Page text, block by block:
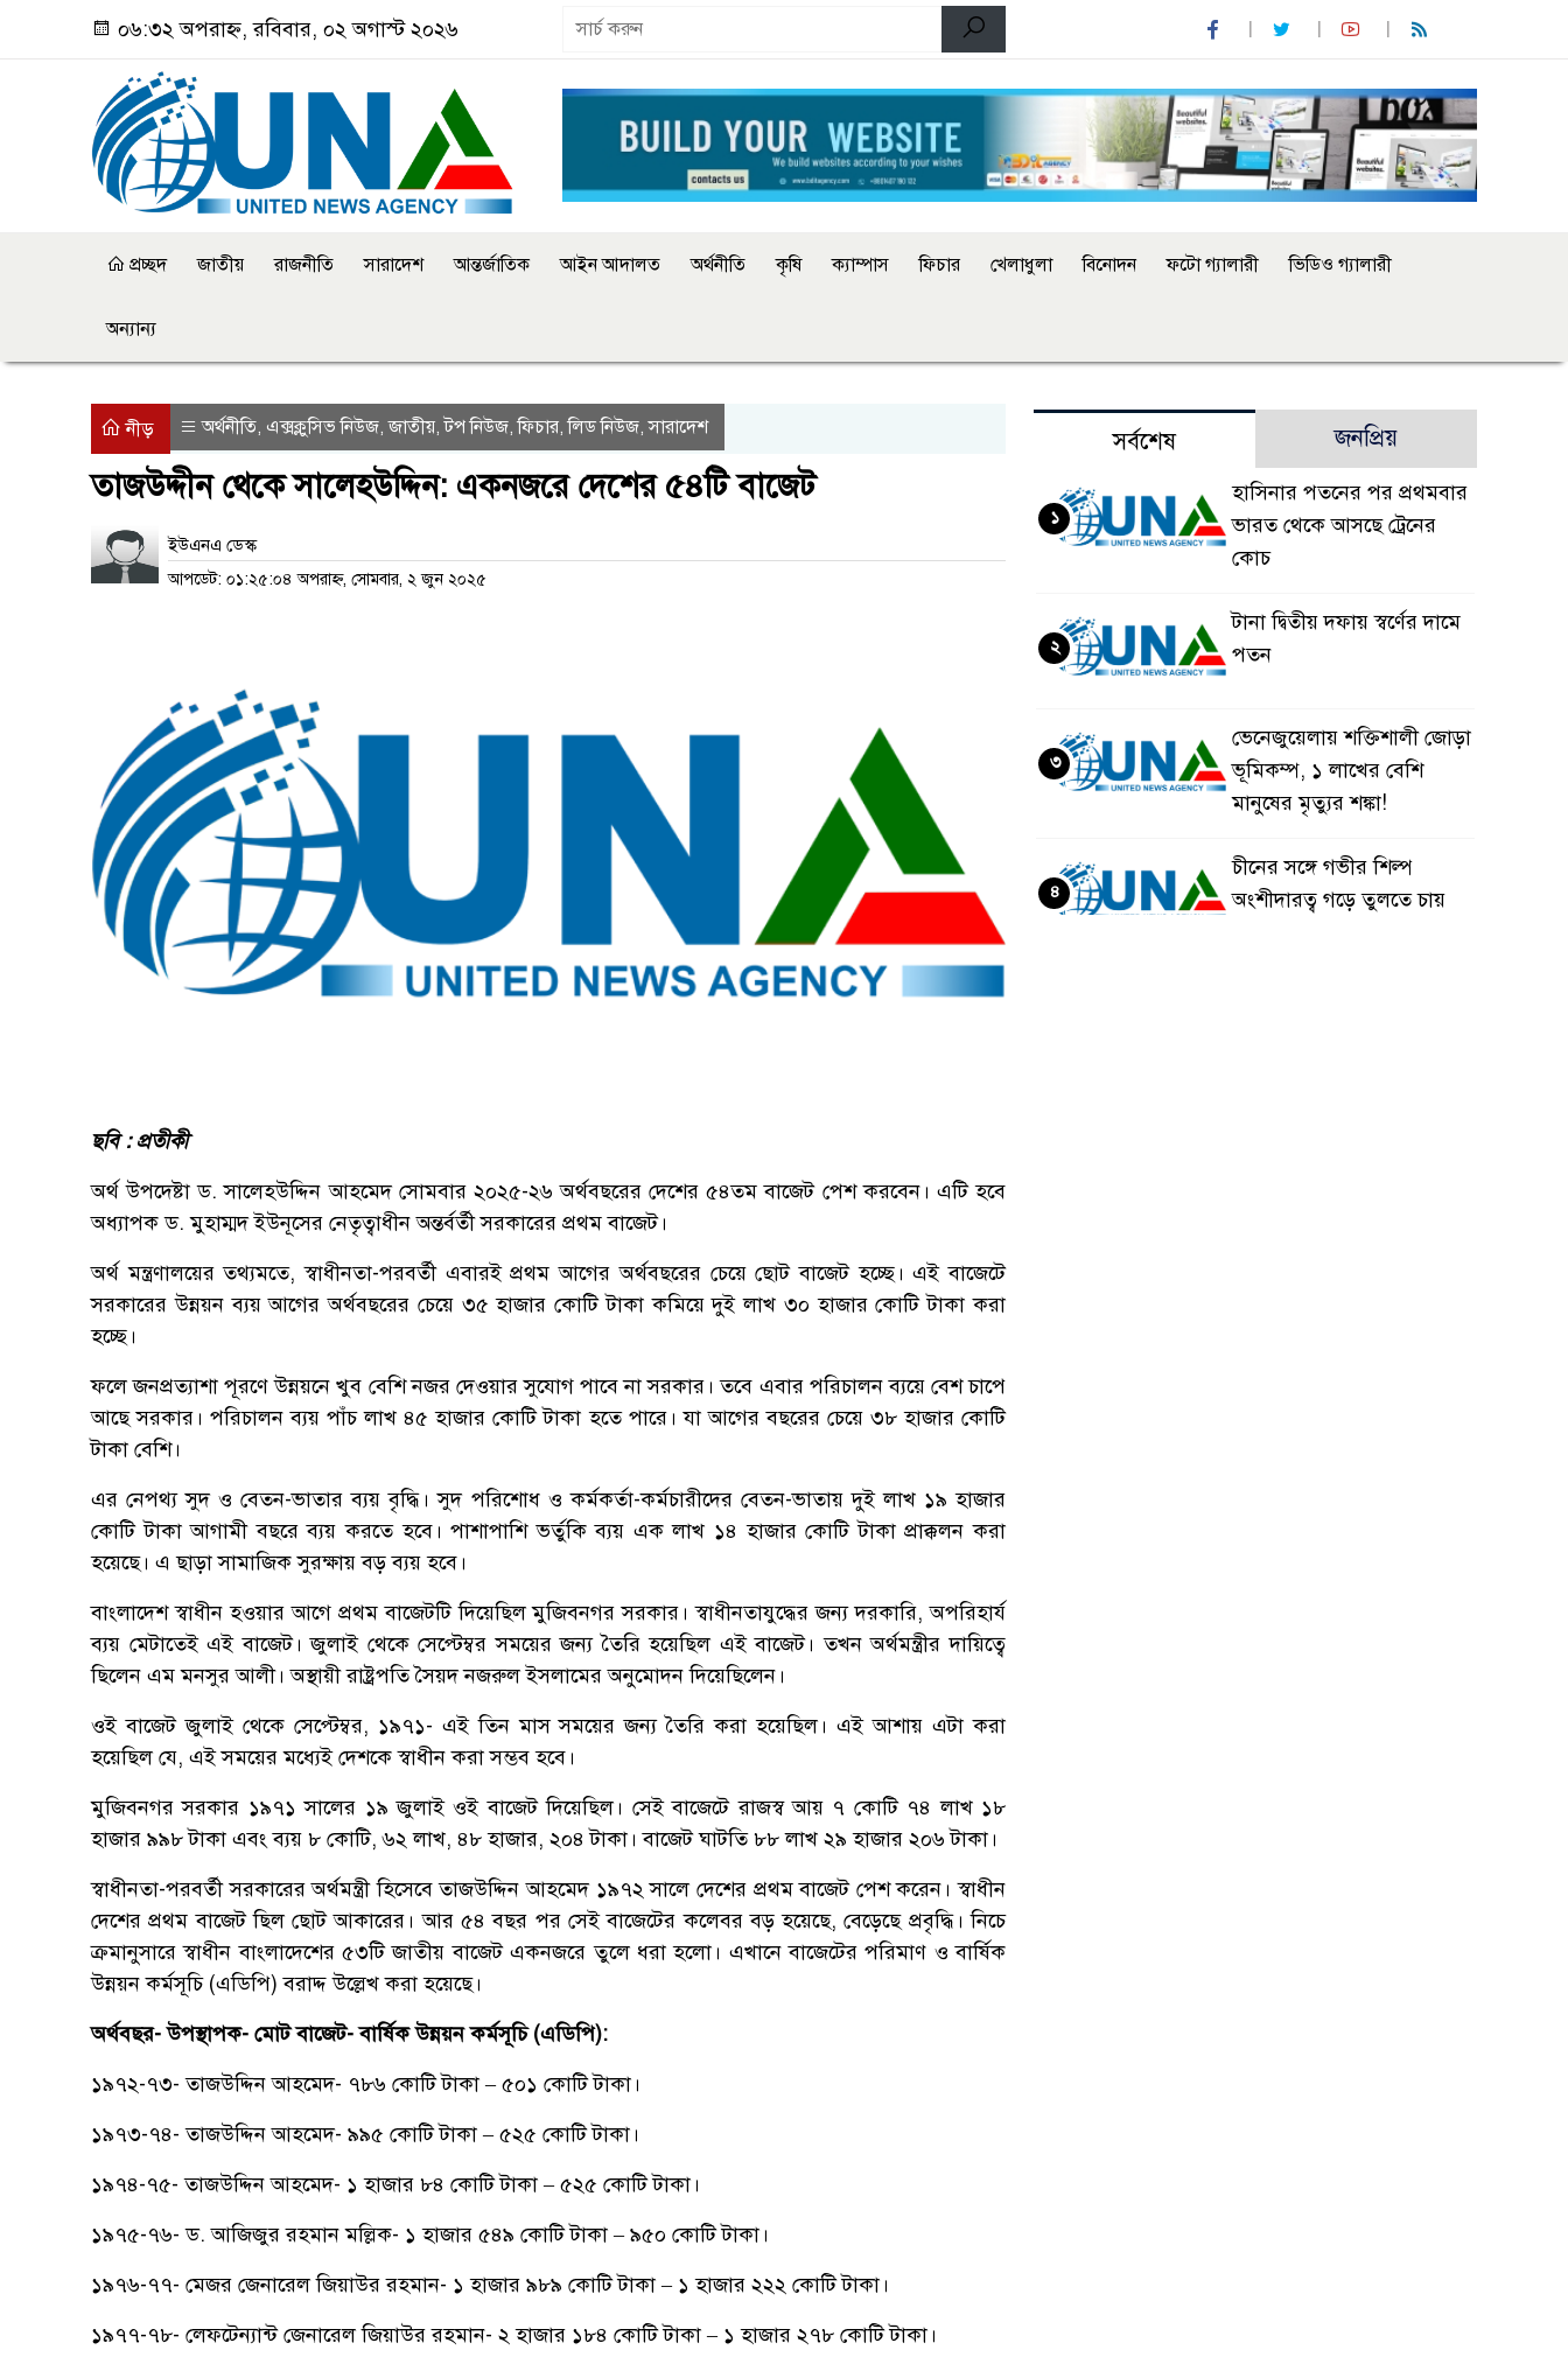
০৬:৩২ অপরাহ্ন, রবিবার, ০২ অগাস্ট ২০২৬
প্রচ্ছদ জাতীয় রাজনীতি সারাদেশ আন্তর্জাতিক আইন আদালত অর্থনীতি কৃষি ক্যাম্পাস ফিচার খেলাধুলা বিনোদন ফটো গ্যালারী ভিডিও গ্যালারী
অন্যান্য
নীড় অর্থনীতি এক্সক্লুসিভ নিউজ ,জাতীয় ,টপ নিউজ ,ফিচার ,লিড নিউজ ,সারাদেশ
তাজউদ্দীন থেকে সালেহউদ্দিন: একনজরে দেশের ৫৪টি বাজেট
ইউএনএ ডেস্ক
আপডেট: ০১:২৫:০৪ অপরাহ্ন, সোমবার, ২ জুন ২০২৫
ছবি : প্রতীকী
অর্থ উপদেষ্টা ড. সালেহউদ্দিন আহমেদ সোমবার ২০২৫-২৬ অর্থবছরের দেশের ৫৪তম বাজেট পেশ করবেন। এটি হবে
অধ্যাপক ড. মুহাম্মদ ইউনূসের নেতৃত্বাধীন অন্তর্বর্তী সরকারের প্রথম বাজেট।
অর্থ মন্ত্রণালয়ের তথ্যমতে, স্বাধীনতা-পরবর্তী এবারই প্রথম আগের অর্থবছরের চেয়ে ছোট বাজেট হচ্ছে। এই বাজেটে
সরকারের উন্নয়ন ব্যয় আগের অর্থবছরের চেয়ে ৩৫ হাজার কোটি টাকা কমিয়ে দুই লাখ ৩০ হাজার কোটি টাকা করা
হচ্ছে।
ফলে জনপ্রত্যাশা পূরণে উন্নয়নে খুব বেশি নজর দেওয়ার সুযোগ পাবে না সরকার। তবে এবার পরিচালন ব্যয়ে বেশ চাপে
আছে সরকার। পরিচালন ব্যয় পাঁচ লাখ ৪৫ হাজার কোটি টাকা হতে পারে। যা আগের বছরের চেয়ে ৩৮ হাজার কোটি
টাকা বেশি।
এর নেপথ্য সুদ ও বেতন-ভাতার ব্যয় বৃদ্ধি। সুদ পরিশোধ ও কর্মকর্তা-কর্মচারীদের বেতন-ভাতায় দুই লাখ ১৯ হাজার
কোটি টাকা আগামী বছরে ব্যয় করতে হবে। পাশাপাশি ভর্তুকি ব্যয় এক লাখ ১৪ হাজার কোটি টাকা প্রাক্কলন করা
হয়েছে। এ ছাড়া সামাজিক সুরক্ষায় বড় ব্যয় হবে।
বাংলাদেশ স্বাধীন হওয়ার আগে প্রথম বাজেটটি দিয়েছিল মুজিবনগর সরকার। স্বাধীনতাযুদ্ধের জন্য দরকারি, অপরিহার্য
ব্যয় মেটাতেই এই বাজেট। জুলাই থেকে সেপ্টেম্বর সময়ের জন্য তৈরি হয়েছিল এই বাজেট। তখন অর্থমন্ত্রীর দায়িত্বে
ছিলেন এম মনসুর আলী। অস্থায়ী রাষ্ট্রপতি সৈয়দ নজরুল ইসলামের অনুমোদন দিয়েছিলেন।
ওই বাজেট জুলাই থেকে সেপ্টেম্বর, ১৯৭১- এই তিন মাস সময়ের জন্য তৈরি করা হয়েছিল। এই আশায় এটা করা
হয়েছিল যে, এই সময়ের মধ্যেই দেশকে স্বাধীন করা সম্ভব হবে।
মুজিবনগর সরকার ১৯৭১ সালের ১৯ জুলাই ওই বাজেট দিয়েছিল। সেই বাজেটে রাজস্ব আয় ৭ কোটি ৭৪ লাখ ১৮
হাজার ৯৯৮ টাকা এবং ব্যয় ৮ কোটি, ৬২ লাখ, ৪৮ হাজার, ২০৪ টাকা। বাজেট ঘাটতি ৮৮ লাখ ২৯ হাজার ২০৬ টাকা।
স্বাধীনতা-পরবর্তী সরকারের অর্থমন্ত্রী হিসেবে তাজউদ্দিন আহমেদ ১৯৭২ সালে দেশের প্রথম বাজেট পেশ করেন। স্বাধীন
দেশের প্রথম বাজেট ছিল ছোট আকারের। আর ৫৪ বছর পর সেই বাজেটের কলেবর বড় হয়েছে, বেড়েছে প্রবৃদ্ধি। নিচে
ক্রমানুসারে স্বাধীন বাংলাদেশের ৫৩টি জাতীয় বাজেট একনজরে তুলে ধরা হলো। এখানে বাজেটের পরিমাণ ও বার্ষিক
উন্নয়ন কর্মসূচি (এডিপি) বরাদ্দ উল্লেখ করা হয়েছে।
অর্থবছর- উপস্থাপক- মোট বাজেট- বার্ষিক উন্নয়ন কর্মসূচি (এডিপি):
১৯৭২-৭৩- তাজউদ্দিন আহমেদ- ৭৮৬ কোটি টাকা – ৫০১ কোটি টাকা।
১৯৭৩-৭৪- তাজউদ্দিন আহমেদ- ৯৯৫ কোটি টাকা – ৫২৫ কোটি টাকা।
১৯৭৪-৭৫- তাজউদ্দিন আহমেদ- ১ হাজার ৮৪ কোটি টাকা – ৫২৫ কোটি টাকা।
১৯৭৫-৭৬- ড. আজিজুর রহমান মল্লিক- ১ হাজার ৫৪৯ কোটি টাকা – ৯৫০ কোটি টাকা।
১৯৭৬-৭৭- মেজর জেনারেল জিয়াউর রহমান- ১ হাজার ৯৮৯ কোটি টাকা – ১ হাজার ২২২ কোটি টাকা।
১৯৭৭-৭৮- লেফটেন্যান্ট জেনারেল জিয়াউর রহমান- ২ হাজার ১৮৪ কোটি টাকা – ১ হাজার ২৭৮ কোটি টাকা।
সর্বশেষ জনপ্রিয়
হাসিনার পতনের পর প্রথমবার
ভারত থেকে আসছে ট্রেনের
কোচ
১
টানা দ্বিতীয় দফায় স্বর্ণের দামে
পতন
২
ভেনেজুয়েলায় শক্তিশালী জোড়া
ভূমিকম্প, ১ লাখের বেশি
মানুষের মৃত্যুর শঙ্কা!
৩
চীনের সঙ্গে গভীর শিল্প
অংশীদারত্ব গড়ে তুলতে চায়
৪